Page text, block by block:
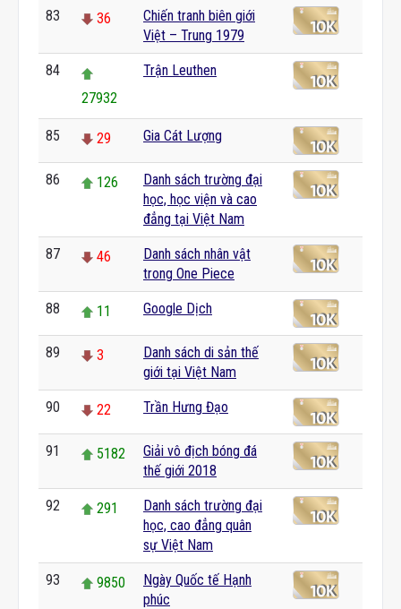
83 36
Chiến tranh biên giới
Việt – Trung 1979
84
27932
Trận Leuthen
85 29 Gia Cát Lượng
86 126
Danh sách trường đại
học, học viện và cao
đẳng tại Việt Nam
87 46
Danh sách nhân vật
trong One Piece
88 11 Google Dịch
89 3
Danh sách di sản thế
giới tại Việt Nam
90 22 Trần Hưng Đạo
91 5182
Giải vô địch bóng đá
thế giới 2018
92 291
Danh sách trường đại
học, cao đẳng quân
sự Việt Nam
93 9850
Ngày Quốc tế Hạnh
phúc